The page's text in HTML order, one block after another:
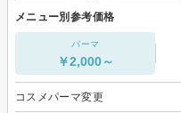
メニュー別参考価格
パーマ
￥2,000～
コスメパーマ変更